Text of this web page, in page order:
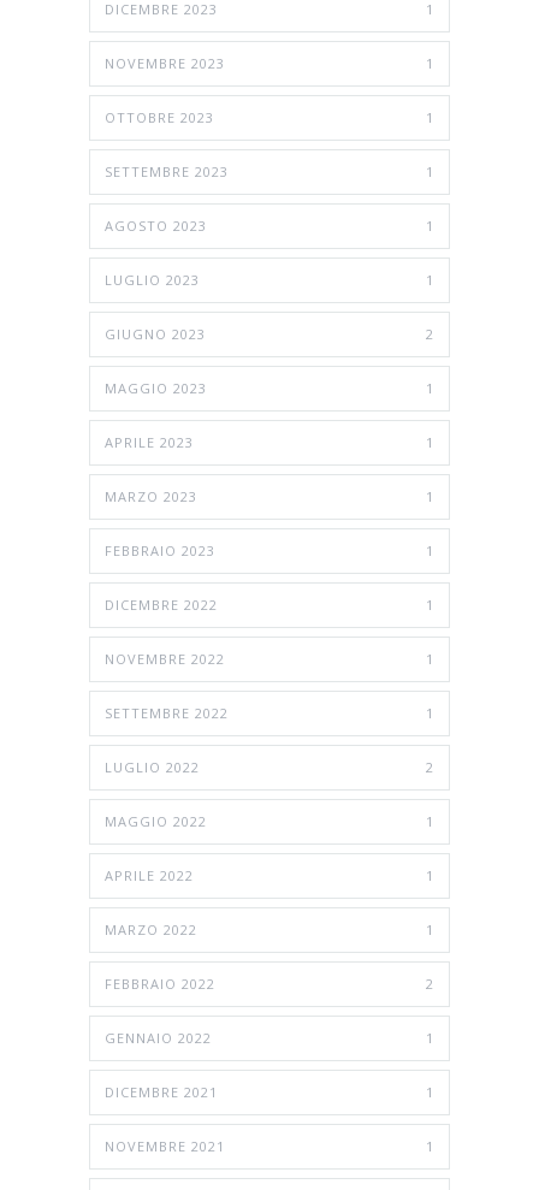
DICEMBRE 2023 1
NOVEMBRE 2023 1
OTTOBRE 2023 1
SETTEMBRE 2023 1
AGOSTO 2023 1
LUGLIO 2023 1
GIUGNO 2023 2
MAGGIO 2023 1
APRILE 2023 1
MARZO 2023 1
FEBBRAIO 2023 1
DICEMBRE 2022 1
NOVEMBRE 2022 1
SETTEMBRE 2022 1
LUGLIO 2022 2
MAGGIO 2022 1
APRILE 2022 1
MARZO 2022 1
FEBBRAIO 2022 2
GENNAIO 2022 1
DICEMBRE 2021 1
NOVEMBRE 2021 1